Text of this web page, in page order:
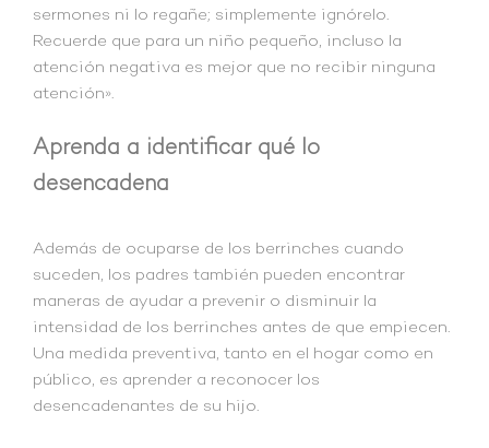
sermones ni lo regañe; simplemente ignórelo.
Recuerde que para un niño pequeño, incluso la
atención negativa es mejor que no recibir ninguna
atención».
Aprenda a identificar qué lo
desencadena
Además de ocuparse de los berrinches cuando
suceden, los padres también pueden encontrar
maneras de ayudar a prevenir o disminuir la
intensidad de los berrinches antes de que empiecen.
Una medida preventiva, tanto en el hogar como en
público, es aprender a reconocer los
desencadenantes de su hijo.